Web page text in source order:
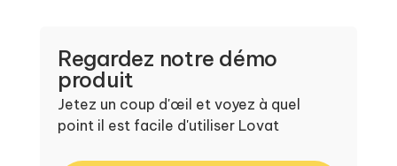
Regardez notre démo
produit
Jetez un coup d'œil et voyez à quel
point il est facile d'utiliser Lovat